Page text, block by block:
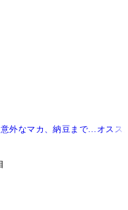
外なマカ、納豆まで…オスス